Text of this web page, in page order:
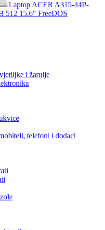
Laptop ACER A315-44P-
512 15.6" FreeDOS
i žarulje
telefoni i dodaci